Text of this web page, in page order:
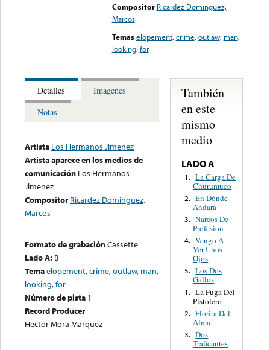
Compositor Ricardez Dominguez,
Marcos
Temas elopement,crime,outlaw, man,
looking,for
Detalles
Imagenes
Notas
Artista Los Hermanos Jimenez
Artista aparece en los medios de
comunicación Los Hermanos
Jimenez
Compositor Ricardez Dominguez,
Marcos
Formato de grabaciónCassette
Lado A: B
Temaelopement,crime,outlaw, man,
looking,for
Número de pista 1
Record Producer
Hector Mora Marquez
También
en este
mismo
medio
LADO A
1. La Carga De
Churumuco
2. En Dónde
Andará
3. Narcos De
Profesion
4. Vengo A
Ver Unos
Ojos
5. Los Dos
Gallos
1. La Fuga Del
Pistolero
2. Florita Del
Alma
3. Dos
Traficantes